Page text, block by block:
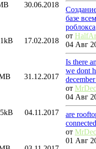
30.06.2018
17.02.2018
31.12.2017
04.11.2017
базе
роблокса
от
04 Авг
Is there
we dont
от
04 Авг
are
от
01 Авг